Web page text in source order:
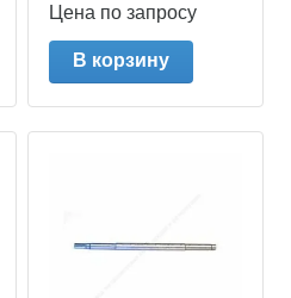
Цена по запросу
В корзину